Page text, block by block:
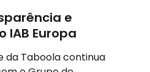
e
IAB Europa
da Taboola continua